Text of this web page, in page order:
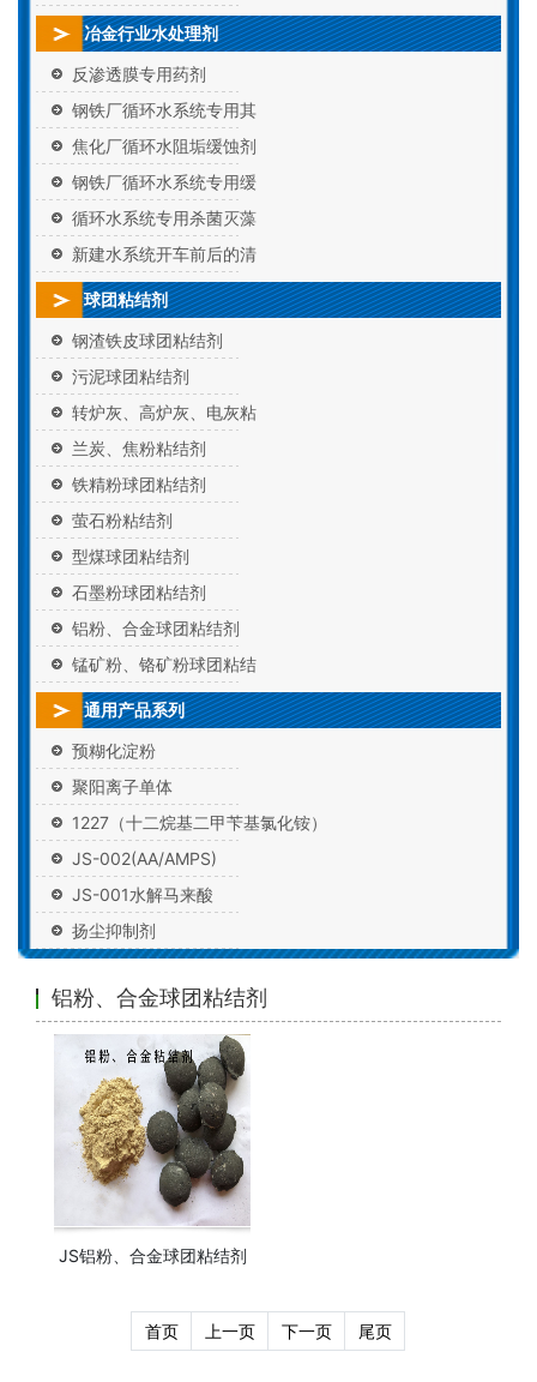
冶金行业水处理剂
反渗透膜专用药剂
钢铁厂循环水系统专用其
焦化厂循环水阻垢缓蚀剂
钢铁厂循环水系统专用缓
循环水系统专用杀菌灭藻
新建水系统开车前后的清
球团粘结剂
钢渣铁皮球团粘结剂
污泥球团粘结剂
转炉灰、高炉灰、电灰粘
兰炭、焦粉粘结剂
铁精粉球团粘结剂
萤石粉粘结剂
型煤球团粘结剂
石墨粉球团粘结剂
铝粉、合金球团粘结剂
锰矿粉、铬矿粉球团粘结
通用产品系列
预糊化淀粉
聚阳离子单体
1227（十二烷基二甲苄基氯化铵）
JS-002(AA/AMPS)
JS-001水解马来酸
扬尘抑制剂
铝粉、合金球团粘结剂
JS铝粉、合金球团粘结剂
首页 上一页 下一页 尾页